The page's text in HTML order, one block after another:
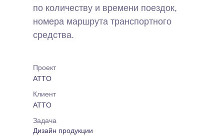
по количеству и времени поездок,
номера маршрута транспортного
средства.
Проект
ATTO
Клиент
ATTO
Задача
Дизайн продукции